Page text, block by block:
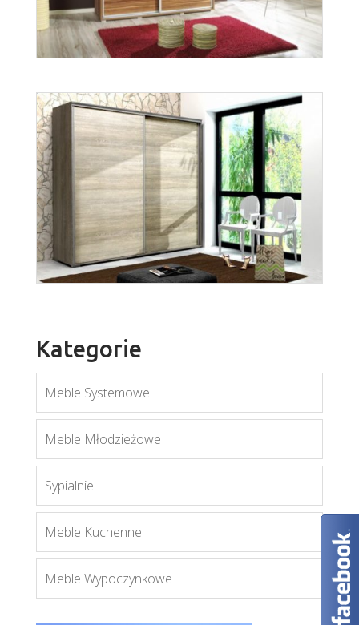
Więcej
Penelopa 155
Więcej
Kategorie
Meble Systemowe
Meble Młodzieżowe
Sypialnie
Meble Kuchenne
Meble Wypoczynkowe